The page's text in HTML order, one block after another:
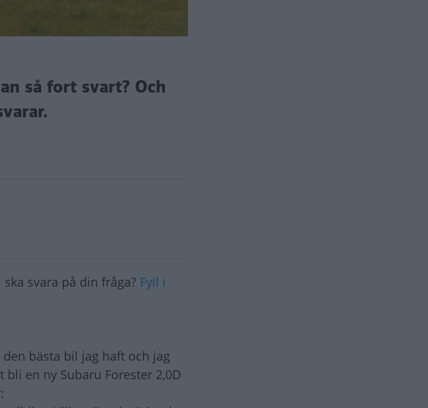
så fort svart? Och
svara på din fråga? Fyll i
bästa bil jag haft och jag
en ny Subaru Forester 2,0D